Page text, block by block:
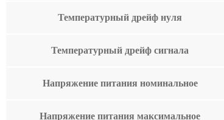
Температурный дрейф нуля
Температурный дрейф сигнала
Напряжение питания номинальное
Напряжение питания максимальное